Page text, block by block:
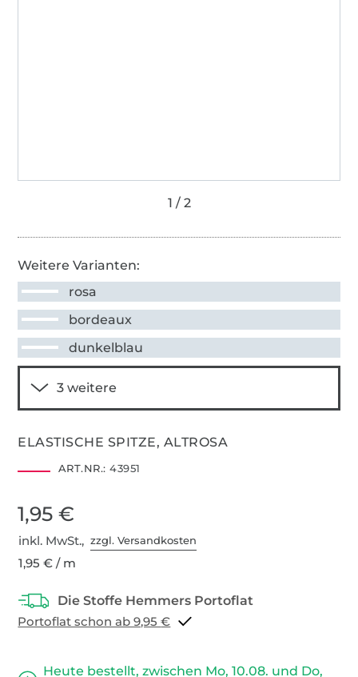
Weitere Varianten:
rosa
bordeaux
dunkelblau
ELASTISCHE SPITZE, ALTROSA
ART.NR.: 43951
1,95 €
inkl. MwSt.,zzgl. Versandkosten
1,95 € / m
Portoflat schon ab 9,95 €
Heute bestellt, zwischen Mo, 10.08. und Do,